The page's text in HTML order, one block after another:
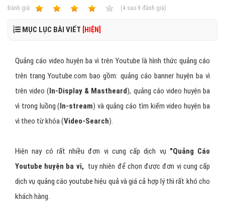
Ðánh giá:
(4 sao 9 đánh giá)
MỤC LỤC BÀI VIẾT [HIỆN]
Quảng cáo video huyện ba vì trên Youtube là hình thức quảng cáo
trên trang Youtube.com bao gồm: quảng cáo banner huyện ba vì
trên video (In-Display & Mastheard), quảng cáo video huyện ba
vì trong luồng (In-stream) và quảng cáo tìm kiếm video huyện ba
vì theo từ khóa (Video-Search).
Hiện nay có rất nhiều đơn vị cung cấp dịch vụ "Quảng Cáo
Youtube huyện ba vì, tuy nhiên để chọn được đơn vị cung cấp
dịch vụ quảng cáo youtube hiệu quả và giá cả hợp lý thì rất khó cho
khách hàng.